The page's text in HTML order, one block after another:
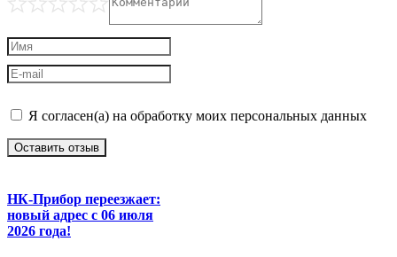
Я согласен(а) на обработку моих персональных данных
Оставить отзыв
НК-Прибор переезжает:
новый адрес с 06 июля
2026 года!